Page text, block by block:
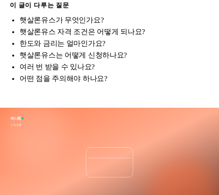
이 글이 다루는 질문
햇살론유스가 무엇인가요?
햇살론유스 자격 조건은 어떻게 되나요?
한도와 금리는 얼마인가요?
햇살론유스는 어떻게 신청하나요?
여러 번 받을 수 있나요?
어떤 점을 주의해야 하나요?
머니룩
신용·대출